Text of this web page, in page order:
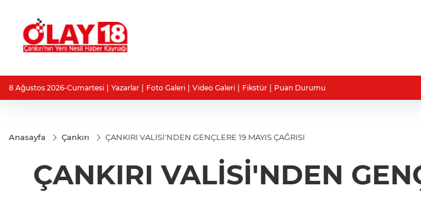
8 Ağustos 2026-Cumartesi Yazarlar Foto Galeri Video Galeri Fikstür Puan Durumu
Anasayfa Çankırı ÇANKIRI VALİSİ'NDEN GENÇLERE 19 MAYIS ÇAĞRISI
ÇANKIRI VALİSİ'NDEN